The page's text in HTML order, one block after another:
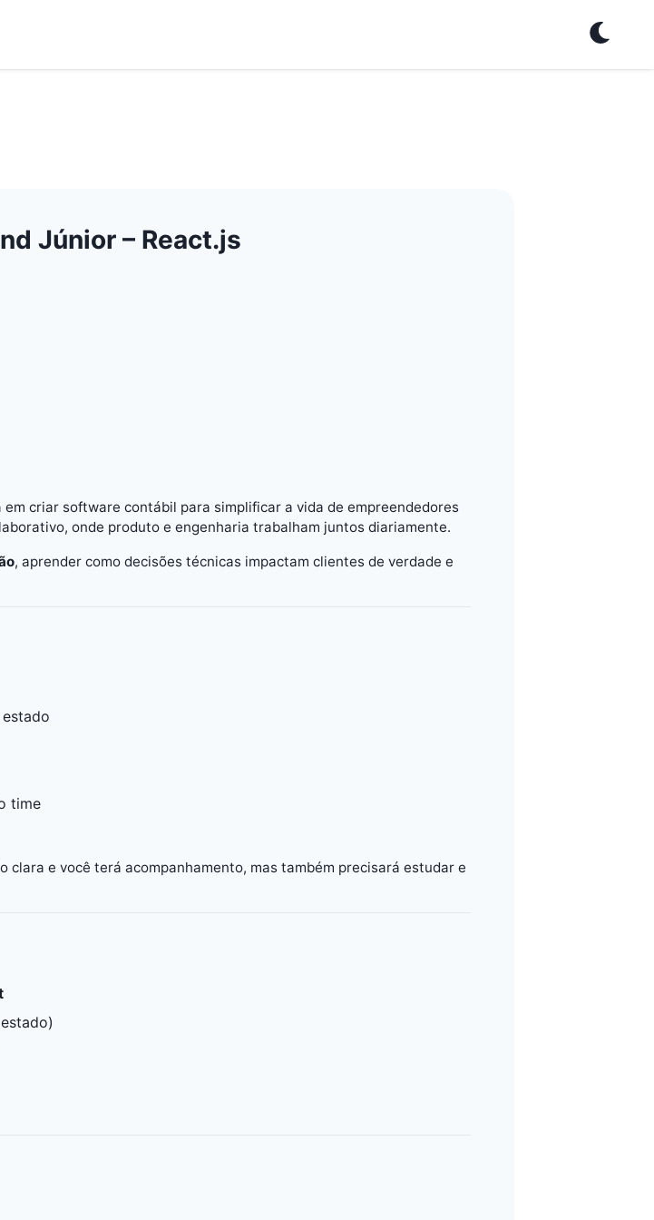
Júnior – React.js
criar software contábil para simplificar a vida de empreendedores
onde produto e engenharia trabalham juntos diariamente.
, aprender como decisões técnicas impactam clientes de verdade e
time
clara e você terá acompanhamento, mas também precisará estudar e